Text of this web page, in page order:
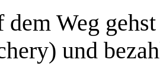
dem Weg
und